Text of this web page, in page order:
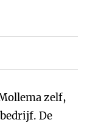
zelf,
De